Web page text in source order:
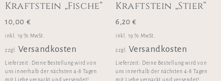
Kraftstein „Fische“
10,00 €
inkl. 19 % MwSt.
zzgl. Versandkosten
Lieferzeit: Deine Bestellung wird von
uns innerhalb der nächsten 4-8 Tagen
mit Liebe verpackt und versendet!
Kraftstein „Stier“
6,20 €
inkl. 19 % MwSt.
zzgl. Versandkosten
Lieferzeit: Deine Bestellung wird von
uns innerhalb der nächsten 4-8 Tagen
mit Liebe verpackt und versendet!